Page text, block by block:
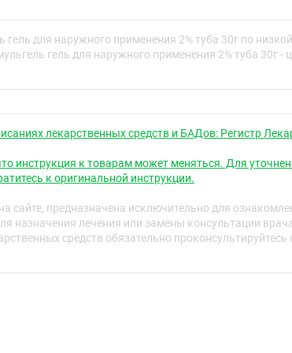
и жаропонижающими свойствами.
1 и 2 типов, нарушает метаболизм
и связках травматического или
уменьшению боли и отечности, связанной с
увеличивая подвижность суставов.
основе Вольтарен®Эмульгель®
эффект.
всасывающегося через кожу,
поверхности и зависит как от суммарной дозы
и от степени гидратации кожи.
гель для наружного применения 2% туба 30г по
гель для наружного применения 2% туба 30г -
лекарственных средств и БАДов: Регистр
инструкция к товарам может меняться. Для
к оригинальной инструкции.
сайте, предназначена исключительно для
назначения лечения или замены консультации
средств обязательно проконсультируйтесь